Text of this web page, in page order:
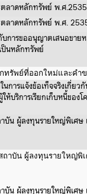
ลาดหลักทรัพย์ พ.ศ
ลาดหลักทรัพย์ พ.ศ.
บการขออนุญาตเสนอขา
ป็นหลักทรัพย์
ทรัพย์ที่ออกใหม่และคำ
การแจ้งข้อเท็จจริงเกี่ย
ห้บริการเรียกเก็บหนี้ขอ
บัน ผู้ลงทุนรายใหญ่พิเศ
าบัน ผู้ลงทุนรายใหญ่พิ
บัน ผู้ลงทุนรายใหญ่พิเศ